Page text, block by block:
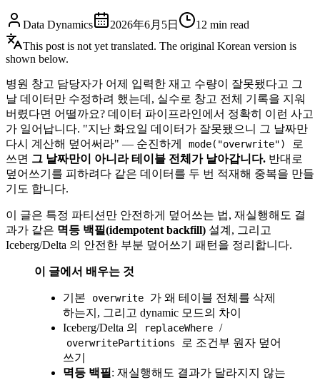
Data Dynamics 2026年6月5日 12 min read
This post is not yet translated. The original Korean version is
shown below.
병원 창고 담당자가 어제 입력한 재고 수량이 잘못됐다고 그
날 데이터만 수정하려 했는데, 실수로 창고 전체 기록을 지워
버렸다면 어떨까요? 데이터 파이프라인에서 정확히 이런 사고
가 일어납니다. "지난 화요일 데이터가 잘못됐으니 그 날짜만
다시 계산해 덮어써라" — 순진하게
mode("overwrite")
로
쓰면 그 날짜만이 아니라 테이블 전체가 날아갑니다. 반대로
덮어쓰기를 피하려다 같은 데이터를 두 번 적재해 중복을 만들
기도 합니다.
이 글은 특정 파티션만 안전하게 덮어쓰는 법, 재실행해도 결
과가 같은 멱등 백필(idempotent backfill) 설계, 그리고
Iceberg/Delta 의 안전한 부분 덮어쓰기 패턴을 정리합니다.
이 글에서 배우는 것
기본 overwrite
가 왜 테이블 전체를 삭제
하는지, 그리고 dynamic 모드의 차이
Iceberg/Delta 의
replaceWhere /
overwritePartitions
로 조건부 원자 덮어
쓰기
멱등 백필 : 재실행해도 결과가 달라지지 않는